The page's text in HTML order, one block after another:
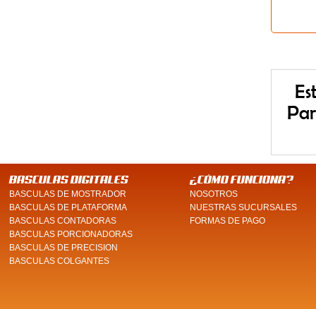
BASCULAS DIGITALES
BASCULAS DE MOSTRADOR
BASCULAS DE PLATAFORMA
BASCULAS CONTADORAS
BASCULAS PORCIONADORAS
BASCULAS DE PRECISION
BASCULAS COLGANTES
¿CÓMO FUNCIONA?
NOSOTROS
NUESTRAS SUCURSALES
FORMAS DE PAGO